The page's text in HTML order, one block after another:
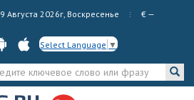
9 Августа 2026г, Воскресенье € —
Select Language ▼